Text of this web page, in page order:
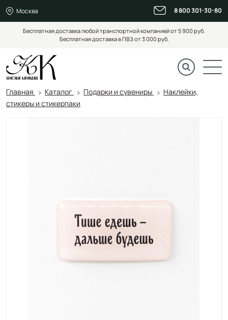
Москва 8 800 301-30-80
Бесплатная доставка любой транспортной компанией от 5 900 руб.
Бесплатная доставка в ПВЗ от 3 000 руб.
Главная Каталог Подарки и сувениры
Наклейки,
стикеры и стикерпаки